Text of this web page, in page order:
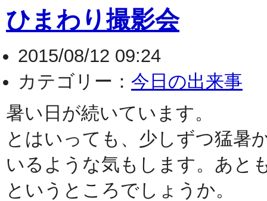
ひまわり撮影会
2015/08/12 09:24
カテゴリー： 今日の出来事
暑い日が続いています。
とはいっても、少しずつ猛暑
いるような気もします。あと
というところでしょうか。